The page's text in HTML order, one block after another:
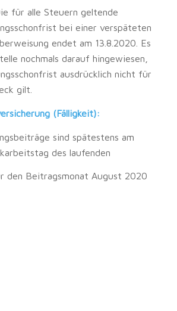
für alle Steuern geltende
bei einer verspäteten
endet am 13.8.2020. Es
nochmals darauf hingewiesen,
ausdrücklich nicht für
gilt.
(Fälligkeit):
sind spätestens am
des laufenden
den Beitragsmonat August 2020